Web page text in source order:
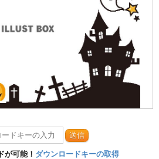
送信
が可能！ ダウンロードキーの取得